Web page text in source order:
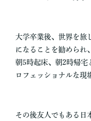
大学卒業後、世界を旅
になることを勧められ
朝5時起床、朝2時帰宅
ロフェッショナルな現
その後友人でもある日